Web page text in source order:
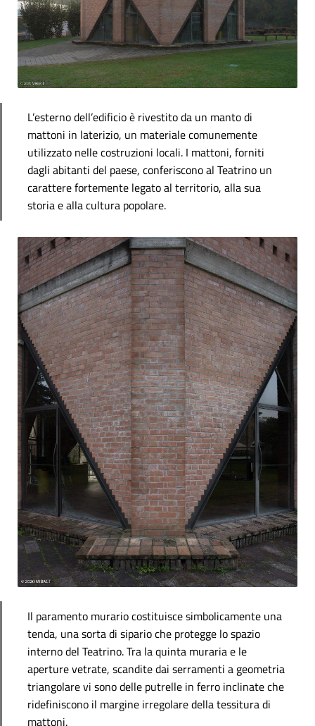
L’esterno dell’edificio è rivestito da un manto di
mattoni in laterizio, un materiale comunemente
utilizzato nelle costruzioni locali. I mattoni, forniti
dagli abitanti del paese, conferiscono al Teatrino un
carattere fortemente legato al territorio, alla sua
storia e alla cultura popolare.
Il paramento murario costituisce simbolicamente una
tenda, una sorta di sipario che protegge lo spazio
interno del Teatrino. Tra la quinta muraria e le
aperture vetrate, scandite dai serramenti a geometria
triangolare vi sono delle putrelle in ferro inclinate che
ridefiniscono il margine irregolare della tessitura di
mattoni.